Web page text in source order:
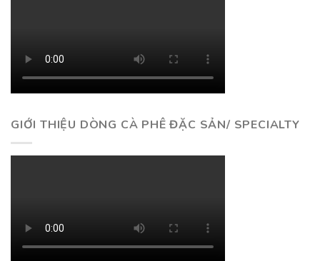
GIỚI THIỆU DÒNG CÀ PHÊ ĐẶC SẢN/ SPECIALTY